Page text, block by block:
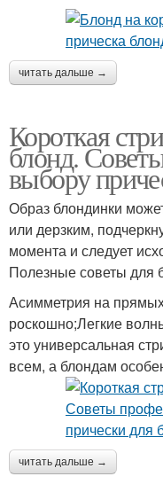
читать дальше →
Короткая
блонд.
выбору
Образ блондинки
или дерзким,
момента и следует
Полезные советы для
Асимметрия на
роскошно;Легкие
это универсальная
всем, а блондам
читать дальше →